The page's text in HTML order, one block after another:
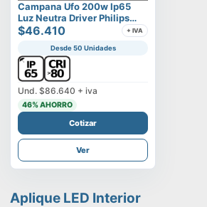
Campana Ufo 200w Ip65
Luz Neutra Driver Philips
Modelo Eltanin
$46.410 + IVA
Desde 50 Unidades
Und. $86.640 + iva
46% AHORRO
Cotizar
Ver
Aplique LED Interior